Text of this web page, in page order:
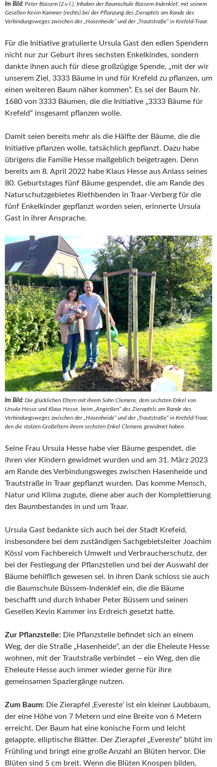
Im Bild: Peter Büssem (2.v.l.), Inhaber der Baumschule Büssem-Indenklef, mit seinem
Gesellen Kevin Kammer (rechts) bei der Pflanzung des Zierapfels am Rande des
Verbindungsweges zwischen der „Hasenheide“ und der „Trautstraße“ in Krefeld-Traar.
Für die Initiative gratulierte Ursula Gast den edlen Spendern
nicht nur zur Geburt ihres sechsten Enkelkindes, sondern
dankte ihnen auch für diese großzügige Spende, „mit der wir
unserem Ziel, 3333 Bäume in und für Krefeld zu pflanzen, um
einen weiteren Baum näher kommen“. Es sei der Baum Nr.
1680 von 3333 Bäumen, die die Initiative „3333 Bäume für
Krefeld“ insgesamt pflanzen wolle.
Damit seien bereits mehr als die Hälfte der Bäume, die die
Initiative pflanzen wolle, tatsächlich gepflanzt. Dazu habe
übrigens die Familie Hesse maßgeblich beigetragen. Denn
bereits am 8. April 2022 habe Klaus Hesse aus Anlass seines
80. Geburtstages fünf Bäume gespendet, die am Rande des
Naturschutzgebietes Riethbenden in Traar-Verberg für die
fünf Enkelkinder gepflanzt worden seien, erinnerte Ursula
Gast in ihrer Ansprache.
Im Bild: Die glücklichen Eltern mit ihrem Sohn Clemens, dem sechsten Enkel von
Ursula Hesse und Klaus Hesse, beim „Angießen“ des Zierapfels am Rande des
Verbindungsweges zwischen der „Hasenheide“ und der „Trautstraße“ in Krefeld-Traar,
den die stolzen Großeltern ihrem sechsten Enkel Clemens gewidmet haben.
Seine Frau Ursula Hesse habe vier Bäume gespendet, die
ihren vier Kindern gewidmet wurden und am 31. März 2023
am Rande des Verbindungsweges zwischen Hasenheide und
Trautstraße in Traar gepflanzt wurden. Das komme Mensch,
Natur und Klima zugute, diene aber auch der Komplettierung
des Baumbestandes in und um Traar.
Ursula Gast bedankte sich auch bei der Stadt Krefeld,
insbesondere bei dem zuständigen Sachgebietsleiter Joachim
Kössl vom Fachbereich Umwelt und Verbraucherschutz, der
bei der Festlegung der Pflanzstellen und bei der Auswahl der
Bäume behilflich gewesen sei. In ihren Dank schloss sie auch
die Baumschule Büssem-Indenklef ein, die die Bäume
beschafft und durch Inhaber Peter Büssem und seinen
Gesellen Kevin Kammer ins Erdreich gesetzt hatte.
Zur Pflanzstelle: Die Pflanzstelle befindet sich an einem
Weg, der die Straße „Hasenheide“, an der die Eheleute Hesse
wohnen, mit der Trautstraße verbindet – ein Weg, den die
Eheleute Hesse auch immer wieder gerne für ihre
gemeinsamen Spaziergänge nutzen.
Zum Baum: Die Zierapfel ‚Evereste‘ ist ein kleiner Laubbaum,
der eine Höhe von 7 Metern und eine Breite von 6 Metern
erreicht. Der Baum hat eine konische Form und leicht
gelappte, elliptische Blätter. Der Zierapfel „Evereste“ blüht im
Frühling und bringt eine große Anzahl an Blüten hervor. Die
Blüten sind 5 cm breit. Wenn die Blüten Knospen bilden,